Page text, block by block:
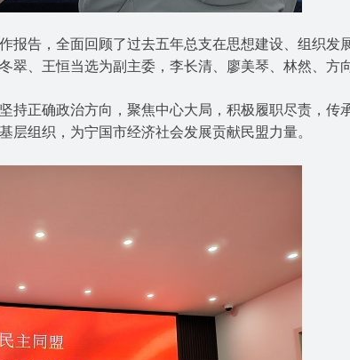
告，全面回顾了过去五年总支在思想建设、组织发
、王恒当选为副主委，李长清、廖美琴、林然、方
正确政治方向，聚焦中心大局，积极履职尽责，传
层组织，为宁国市经济社会发展贡献民盟力量。